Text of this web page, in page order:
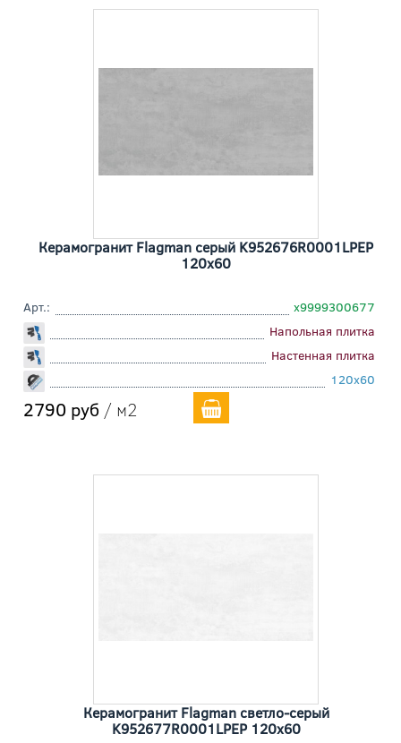
Керамогранит Flagman серый K952676R0001LPEP
120x60
Арт.:
х9999300677
Напольная плитка
Настенная плитка
120x60
2790 руб / м2
Керамогранит Flagman светло-серый
K952677R0001LPEP 120x60